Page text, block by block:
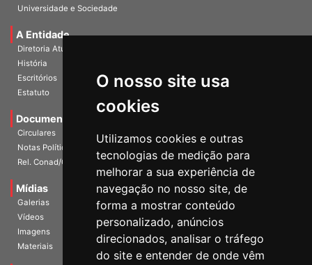
O nosso site usa
cookies
Utilizamos cookies e outras
tecnologias de medição para
melhorar a sua experiência de
navegação no nosso site, de
forma a mostrar conteúdo
personalizado, anúncios
direcionados, analisar o tráfego
do site e entender de onde vêm
Universidade e Sociedade
A Entidade
Diretoria Atual
História
Escritórios
Estatuto
Documentos
Circulares
Notas Políticas
Rel. Conad/Congresso
Mídias
Galerias
Vídeos
Imagens
Materiais